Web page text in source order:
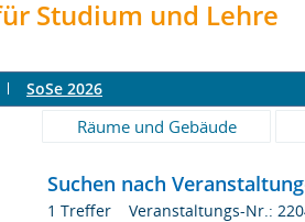
Studium und Lehre
SoSe 2026
Räume und Gebäude
Suchen nach
1 Treffer Veranstaltungs-Nr.: